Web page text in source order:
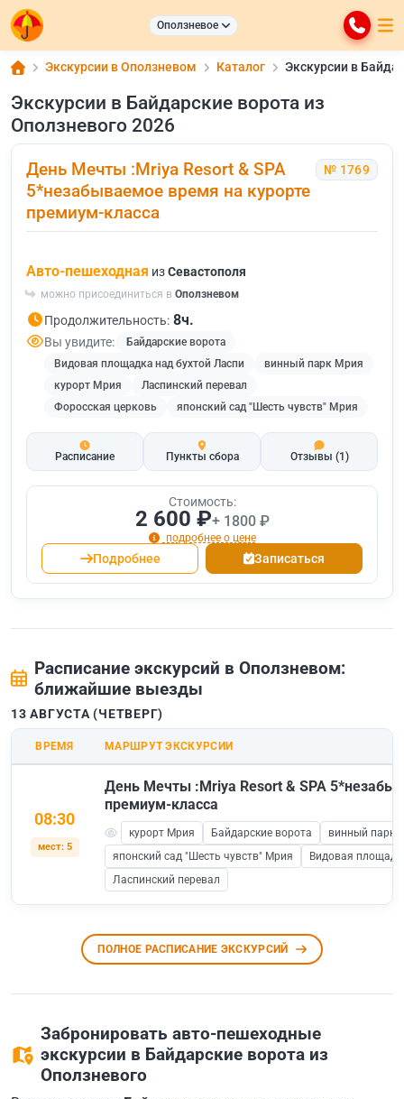
Оползневое
Экскурсии в Оползневом Каталог Экскурсии в
Экскурсии в Байдарские ворота из
Оползневого 2026
День Мечты :Mriya Resort & SPA
5*незабываемое время на курорте
премиум-класса
№ 1769
Авто-пешеходная изСевастополя
можно присоединиться в Оползневом
Продолжительность: 8ч.
Вы увидите:
Байдарские ворота
Видовая площадка над бухтой Ласпи
винный парк Мрия
курорт Мрия
Ласпинский перевал
Форосская церковь
японский сад "Шесть чувств" Мрия
Расписание Пункты сбора Отзывы (1)
Стоимость:
2 600 ₽+ 1800 ₽
подробнее о цене
Подробнее Записаться
Расписание экскурсий в Оползневом:
ближайшие выезды
13 АВГУСТА (ЧЕТВЕРГ)
ВРЕМЯ МАРШРУТ ЭКСКУРСИИ
08:30
мест: 5
День Мечты :Mriya Resort & SPA
премиум-класса
курорт Мрия Байдарские ворота
винный парк
японский сад "Шесть чувств" Мрия
Видовая
Ласпинский перевал
ПОЛНОЕ РАСПИСАНИЕ ЭКСКУРСИЙ
Забронировать авто-пешеходные
экскурсии в Байдарские ворота из
Оползневого